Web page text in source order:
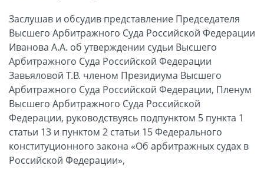
Заслушав и обсудив представление Председателя
Высшего Арбитражного Суда Российской Федерации
Иванова А.А. об утверждении судьи Высшего
Арбитражного Суда Российской Федерации
Завьяловой Т.В. членом Президиума Высшего
Арбитражного Суда Российской Федерации, Пленум
Высшего Арбитражного Суда Российской
Федерации, руководствуясь подпунктом 5 пункта 1
статьи 13 и пунктом 2 статьи 15 Федерального
конституционного закона «Об арбитражных судах в
Российской Федерации»,